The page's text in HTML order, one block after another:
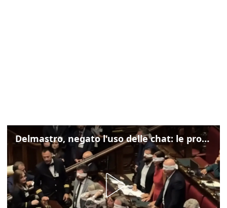
Delmastro, negato l'uso delle chat: le proteste di Avs e M5s